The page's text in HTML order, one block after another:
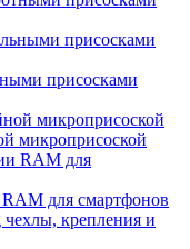
присосками
микроприсоской
для смартфонов